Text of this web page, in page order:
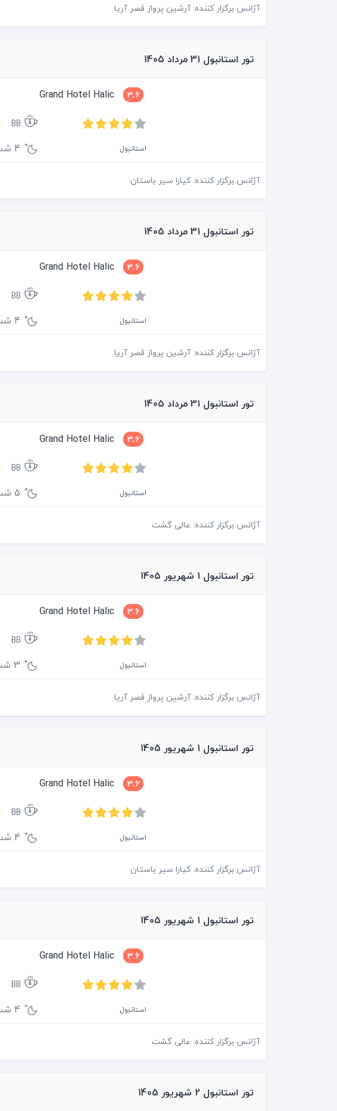
آژانس برگزار کننده: آرشین پرواز قصر آریا
تور استانبول 31 مرداد 1405
3.6
BB
استانبول 4 شب
آژانس برگزار کننده: کیارا سیر باستان
تور استانبول 31 مرداد 1405
3.6
BB
استانبول 4 شب
آژانس برگزار کننده: آرشین پرواز قصر آریا
تور استانبول 31 مرداد 1405
3.6
BB
استانبول 5 شب
آژانس برگزار کننده: عالی گشت
تور استانبول 1 شهریور 1405
3.6
BB
استانبول 3 شب
آژانس برگزار کننده: آرشین پرواز قصر آریا
تور استانبول 1 شهریور 1405
3.6
BB
استانبول 4 شب
آژانس برگزار کننده: کیارا سیر باستان
تور استانبول 1 شهریور 1405
3.6
BB
استانبول 4 شب
آژانس برگزار کننده: عالی گشت
تور استانبول 2 شهریور 1405